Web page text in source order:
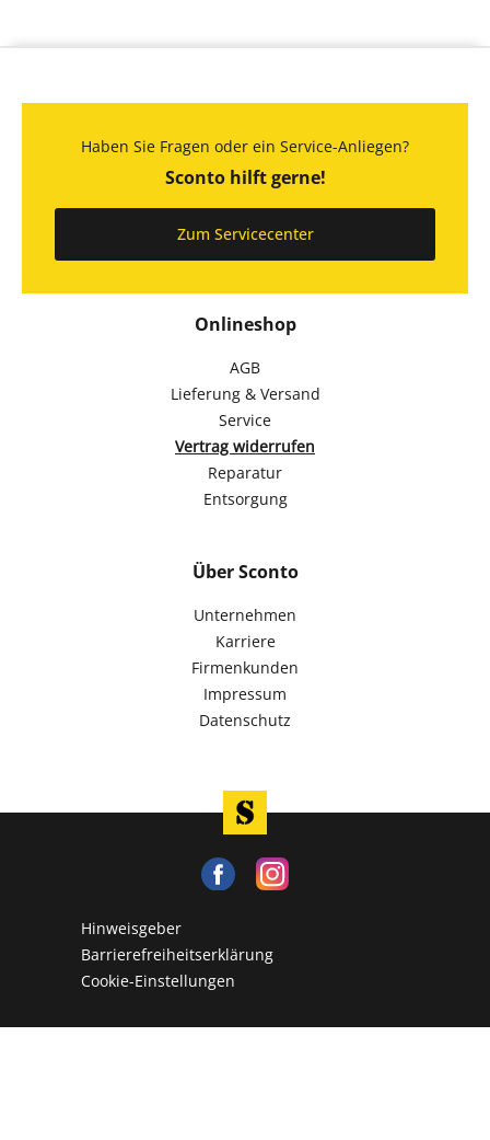
Onlineshop
AGB
Lieferung & Versand
Service
Vertrag widerrufen
Reparatur
Entsorgung
Über Sconto
Unternehmen
Karriere
Firmenkunden
Impressum
Datenschutz
Haben Sie Fragen oder ein Service-Anliegen?
Sconto hilft gerne!
Zum Servicecenter
Hinweisgeber
Barrierefreiheitserklärung
Cookie-Einstellungen